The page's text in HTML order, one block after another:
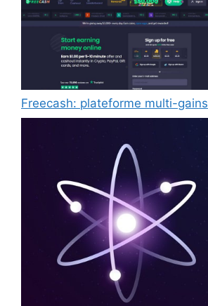
Freecash: plateforme multi-gains